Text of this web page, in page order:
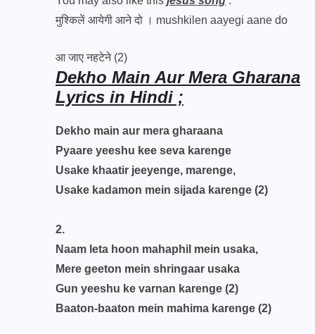
मुश्किलें आयेगी आने दो । mushkilen aayegi aane do
आ जाए नहटेने (2)
Dekho Main Aur Mera Gharana
Lyrics in Hindi ;
Dekho main aur mera gharaana
Pyaare yeeshu kee seva karenge
Usake khaatir jeeyenge, marenge,
Usake kadamon mein sijada karenge (2)
2.
Naam leta hoon mahaphil mein usaka,
Mere geeton mein shringaar usaka
Gun yeeshu ke varnan karenge (2)
Baaton-baaton mein mahima karenge (2)